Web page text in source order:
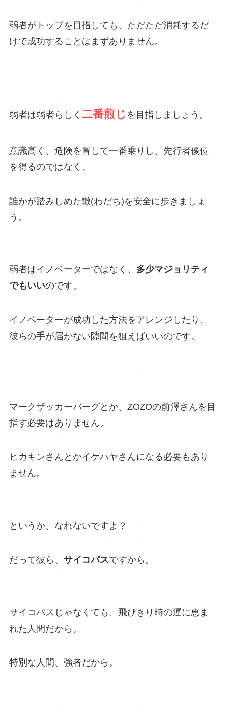
弱者がトップを目指しても、ただただ消耗するだ
けで成功することはまずありません。
弱者は弱者らしく 二番煎じ を目指しましょう。
意識高く、危険を冒して一番乗りし、先行者優位
を得るのではなく、
誰かが踏みしめた轍(わだち)を安全に歩きましょ
う。
弱者はイノベーターではなく、 多少マジョリティ
でもいいのです。
イノベーターが成功した方法をアレンジしたり、
彼らの手が届かない隙間を狙えばいいのです。
マークザッカーバーグとか、ZOZOの前澤さんを目
指す必要はありません。
ヒカキンさんとかイケハヤさんになる必要もあり
ません。
というか、なれないですよ？
だって彼ら、 サイコパスですから。
サイコパスじゃなくても、飛びきり時の運に恵ま
れた人間だから。
特別な人間、強者だから。